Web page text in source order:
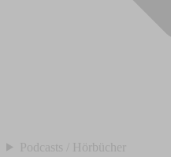
Podcasts / Hörbücher